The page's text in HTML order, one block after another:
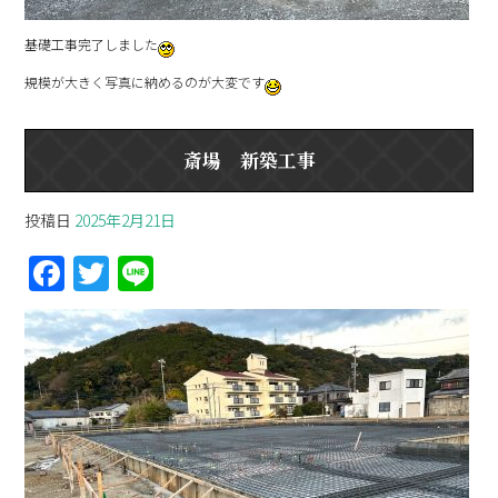
基礎工事完了しました
規模が大きく写真に納めるのが大変です
斎場 新築工事
投稿日 2025年2月21日
F
a
ce
b
o
o
k
T
w
itt
er
n
e